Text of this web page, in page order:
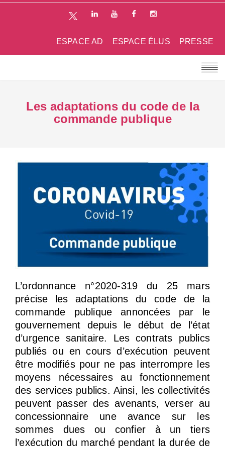
PRESSE
ESPACE ÉLUS
ESPACE AD
Les adaptations du code de la
commande publique
L’ordonnance n°2020-319 du 25 mars
précise les adaptations du code de la
commande publique annoncées par le
gouvernement depuis le début de l’état
d’urgence sanitaire. Les contrats publics
publiés ou en cours d’exécution peuvent
être modifiés pour ne pas interrompre les
moyens nécessaires au fonctionnement
des services publics. Ainsi, les collectivités
peuvent passer des avenants, verser au
concessionnaire une avance sur les
sommes dues ou confier à un tiers
l’exécution du marché pendant la durée de